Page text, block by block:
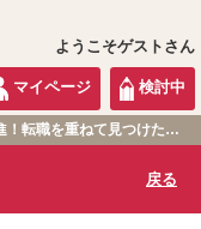
ようこそゲストさん
マイページ 検討中
た『本当に働きやすい職場』とは？
戻る